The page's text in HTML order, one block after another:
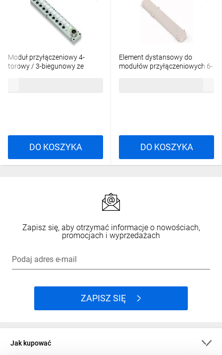
Moduł przyłączeniowy 4-
torowy / 3-biegunowy ze
DO KOSZYKA
Element dystansowy do
modułów przyłączeniowych 6-
DO KOSZYKA
Zapisz się, aby otrzymać informacje o nowościach,
promocjach i wyprzedażach
Podaj adres e-mail
ZAPISZ SIĘ
Jak kupować